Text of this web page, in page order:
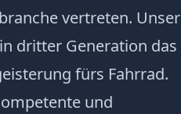
vertreten. Unser
dritter Generation das
fürs Fahrrad.
und